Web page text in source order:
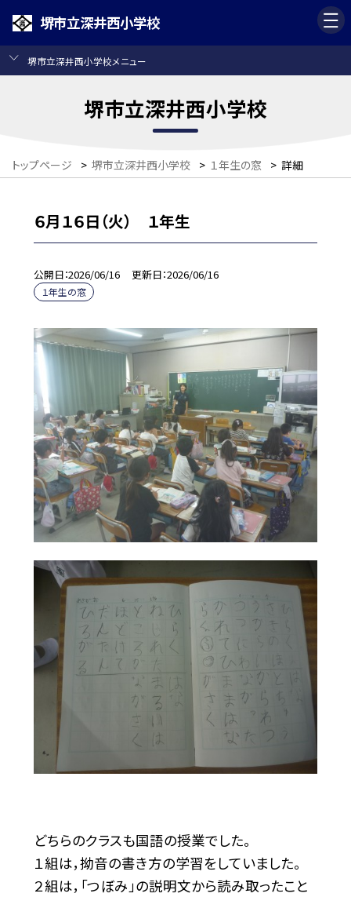
堺市立深井西小学校
堺市立深井西小学校メニュー
堺市立深井西小学校
トップページ > 堺市立深井西小学校 > １年生の窓 > 詳細
６月１６日（火） １年生
公開日 2026/06/16 更新日 2026/06/16
１年生の窓
どちらのクラスも国語の授業でした。
１組は，拗音の書き方の学習をしていました。
２組は，「つぼみ」の説明文から読み取ったこと